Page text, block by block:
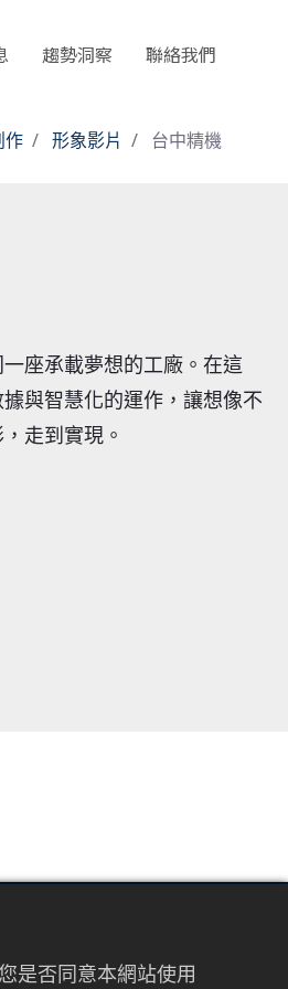
趨勢洞察 聯絡我們
作 形象影片 台中精機
座承載夢想的工廠。在這
與智慧化的運作，讓想像不
走到實現。
FOLLOW US
是否同意本網站使用